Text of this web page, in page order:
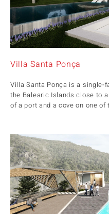
Villa Santa Ponça
Villa Santa Ponça is a
the Balearic Islands close to
of a port and a cove on one